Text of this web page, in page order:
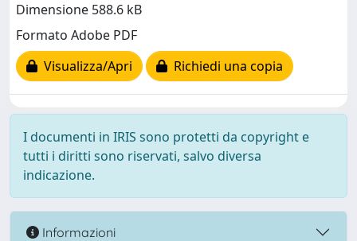
Dimensione 588.6 kB
Formato Adobe PDF
Visualizza/Apri
Richiedi una copia
I documenti in IRIS sono protetti da copyright e
tutti i diritti sono riservati, salvo diversa
indicazione.
Informazioni